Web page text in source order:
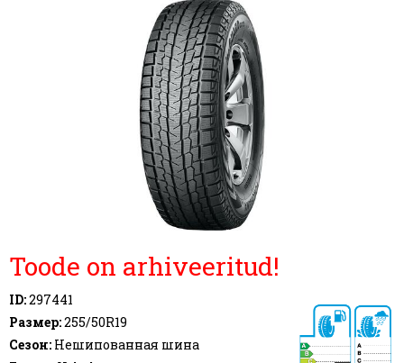
Toode on arhiveeritud!
ID:297441
Размер:255/50R19
Сезон: Нешипованная шина